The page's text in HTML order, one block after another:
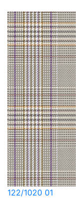
122/1020 01